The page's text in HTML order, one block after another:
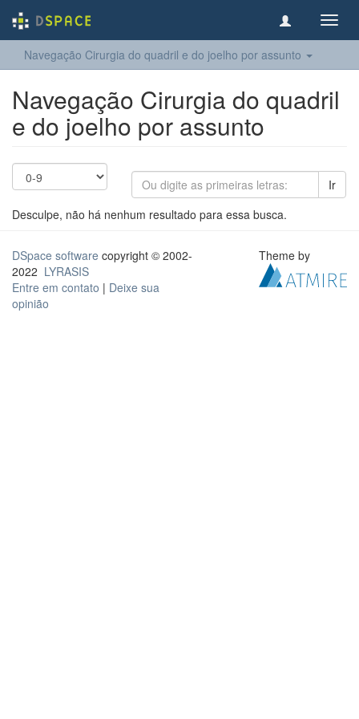
Navegação Cirurgia do quadril e do joelho​ por assunto
Navegação Cirurgia do quadril
e do joelho​ por assunto
Ir
Desculpe, não há nenhum resultado para essa busca.
DSpace software copyright © 2002-
2022 LYRASIS
Entre em contato | Deixe sua
opinião
Theme by